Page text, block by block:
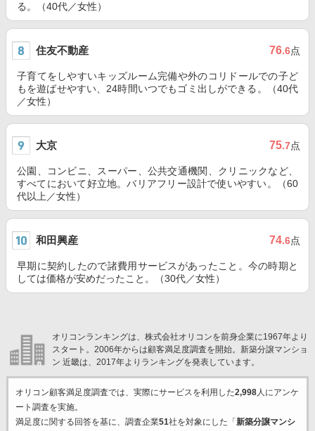
る。（40代／女性）
住友不動産 76.6点
子育てをしやすいキッズルーム完備や外のコリドールでの子ど
もを遊ばせやすい、24時間いつでもゴミ出しができる。（40代
／女性）
大京 75.7点
公園、コンビニ、スーパー、公共交通機関、クリニックなど、
すべてにおいて好立地。バリアフリー設計で使いやすい。（60
代以上／女性）
和田興産 74.6点
早期に契約したので諸費用サービスがあったこと。今の時期と
しては価格が安めだったこと。（30代／女性）
オリコンランキングは、株式会社オリコンを前身企業に1967年より
スタート。2006年からは顧客満足度調査を開始。新築分譲マンショ
ン 近畿は、2017年よりランキングを発表しています。
オリコン顧客満足度調査では、実際にサービスを利用した2,998人にアンケ
ート調査を実施。
満足度に関する回答を基に、調査企業51社を対象にした「 新築分譲マンシ